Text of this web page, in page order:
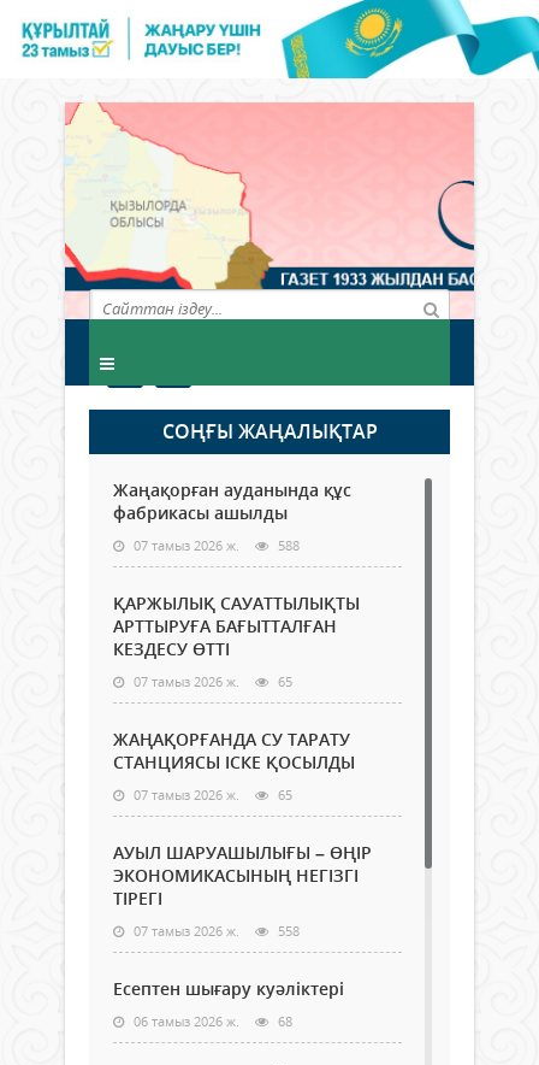
СОҢҒЫ ЖАҢАЛЫҚТАР
Жаңақорған ауданында құс
фабрикасы ашылды
07 тамыз 2026 ж. 588
ҚАРЖЫЛЫҚ САУАТТЫЛЫҚТЫ
АРТТЫРУҒА БАҒЫТТАЛҒАН
КЕЗДЕСУ ӨТТІ
07 тамыз 2026 ж. 65
ЖАҢАҚОРҒАНДА СУ ТАРАТУ
СТАНЦИЯСЫ ІСКЕ ҚОСЫЛДЫ
07 тамыз 2026 ж. 65
АУЫЛ ШАРУАШЫЛЫҒЫ – ӨҢІР
ЭКОНОМИКАСЫНЫҢ НЕГІЗГІ
ТІРЕГІ
07 тамыз 2026 ж. 558
Есептен шығару куәліктері
06 тамыз 2026 ж. 68